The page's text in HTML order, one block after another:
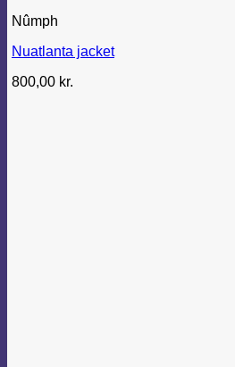
Nûmph
Nuatlanta jacket
800,00 kr.